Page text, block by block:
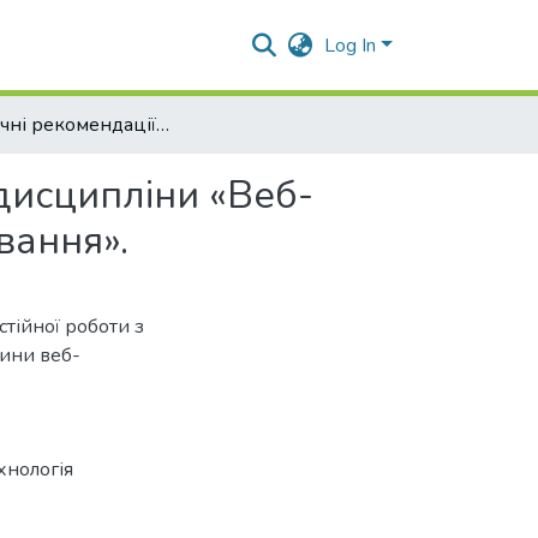
Log In
Методичні рекомендації для самостійної роботи з дисципліни «Веб-дизайн і розробка клієнтської частини веб-застосування».
«Веб-
роботи з
веб-